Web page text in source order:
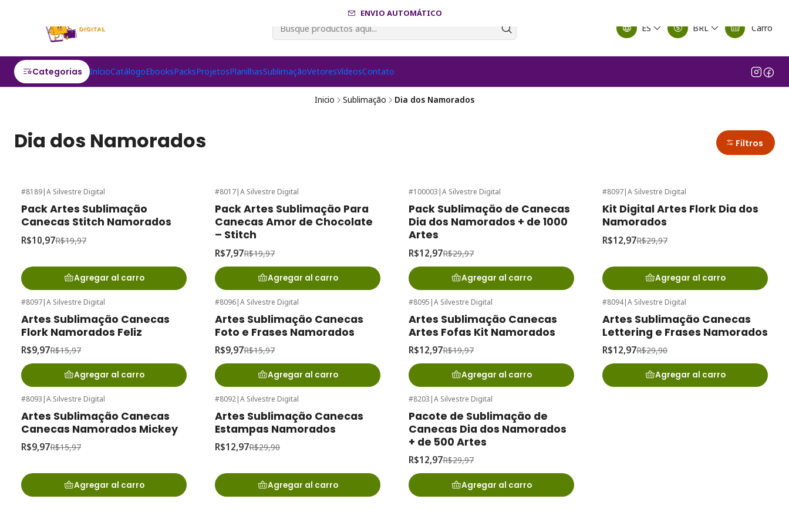
ES BRL Carro
Categorias InícioCatálogoEbooksPacksProjetosPlanilhasSublimaçãoVetoresVídeosContato
ENVIO AUTOMÁTICO
Inicio Sublimação Dia dos Namorados
Dia dos Namorados Filtros
#8189|A Silvestre Digital
Pack Artes Sublimação
Canecas Stitch Namorados
R$10,97R$19,97
Agregar al carro
#8017|A Silvestre Digital
Pack Artes Sublimação Para
Canecas Amor de Chocolate
– Stitch
R$7,97R$19,97
Agregar al carro
#100003 |A Silvestre Digital
Pack Sublimação de Canecas
Dia dos Namorados + de 1000
Artes
R$12,97R$29,97
Agregar al carro
#8097|A Silvestre Digital
Kit Digital Artes Flork Dia dos
Namorados
R$12,97R$29,97
Agregar al carro
#8097|A Silvestre Digital
Artes Sublimação Canecas
Flork Namorados Feliz
R$9,97R$15,97
Agregar al carro
#8096|A Silvestre Digital
Artes Sublimação Canecas
Foto e Frases Namorados
R$9,97R$15,97
Agregar al carro
#8095 |A Silvestre Digital
Artes Sublimação Canecas
Artes Fofas Kit Namorados
R$12,97R$19,97
Agregar al carro
#8094|A Silvestre Digital
Artes Sublimação Canecas
Lettering e Frases Namorados
R$12,97R$29,90
Agregar al carro
#8093 |A Silvestre Digital
Artes Sublimação Canecas
Canecas Namorados Mickey
R$9,97R$15,97
Agregar al carro
#8092|A Silvestre Digital
Artes Sublimação Canecas
Estampas Namorados
R$12,97R$29,90
Agregar al carro
#8203 |A Silvestre Digital
Pacote de Sublimação de
Canecas Dia dos Namorados
+ de 500 Artes
R$12,97R$29,97
Agregar al carro